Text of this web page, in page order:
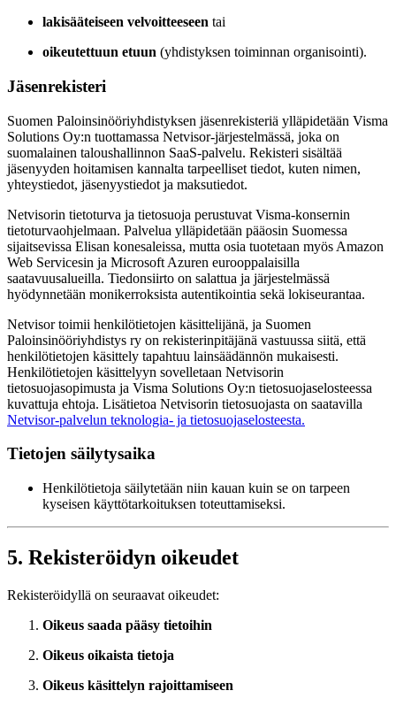
lakisääteiseen velvoitteeseen tai
oikeutettuun etuun (yhdistyksen toiminnan organisointi).
Jäsenrekisteri
Suomen Paloinsinööriyhdistyksen jäsenrekisteriä ylläpidetään Visma
Solutions Oy:n tuottamassa Netvisor-järjestelmässä, joka on
suomalainen taloushallinnon SaaS-palvelu. Rekisteri sisältää
jäsenyyden hoitamisen kannalta tarpeelliset tiedot, kuten nimen,
yhteystiedot, jäsenyystiedot ja maksutiedot.
Netvisorin tietoturva ja tietosuoja perustuvat Visma-konsernin
tietoturvaohjelmaan. Palvelua ylläpidetään pääosin Suomessa
sijaitsevissa Elisan konesaleissa, mutta osia tuotetaan myös Amazon
Web Servicesin ja Microsoft Azuren eurooppalaisilla
saatavuusalueilla. Tiedonsiirto on salattua ja järjestelmässä
hyödynnetään monikerroksista autentikointia sekä lokiseurantaa.
Netvisor toimii henkilötietojen käsittelijänä, ja Suomen
Paloinsinööriyhdistys ry on rekisterinpitäjänä vastuussa siitä, että
henkilötietojen käsittely tapahtuu lainsäädännön mukaisesti.
Henkilötietojen käsittelyyn sovelletaan Netvisorin
tietosuojasopimusta ja Visma Solutions Oy:n tietosuojaselosteessa
kuvattuja ehtoja. Lisätietoa Netvisorin tietosuojasta on saatavilla
Netvisor-palvelun teknologia- ja tietosuojaselosteesta.
Tietojen säilytysaika
Henkilötietoja säilytetään niin kauan kuin se on tarpeen
kyseisen käyttötarkoituksen toteuttamiseksi.
5. Rekisteröidyn oikeudet
Rekisteröidyllä on seuraavat oikeudet:
Oikeus saada pääsy tietoihin
Oikeus oikaista tietoja
Oikeus käsittelyn rajoittamiseen